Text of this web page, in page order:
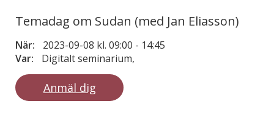
Temadag om Sudan (med Jan Eliasson)
När: 2023-09-08 kl. 09:00 - 14:45
Var:
Digitalt seminarium,
Anmäl dig